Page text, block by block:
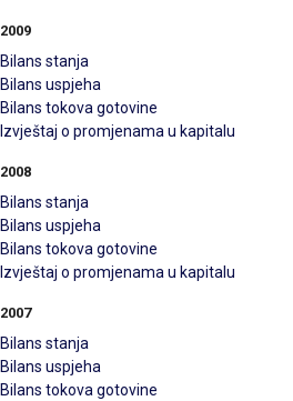
2009
Bilans stanja
Bilans uspjeha
Bilans tokova gotovine
Izvještaj o promjenama u kapitalu
2008
Bilans stanja
Bilans uspjeha
Bilans tokova gotovine
Izvještaj o promjenama u kapitalu
2007
Bilans stanja
Bilans uspjeha
Bilans tokova gotovine